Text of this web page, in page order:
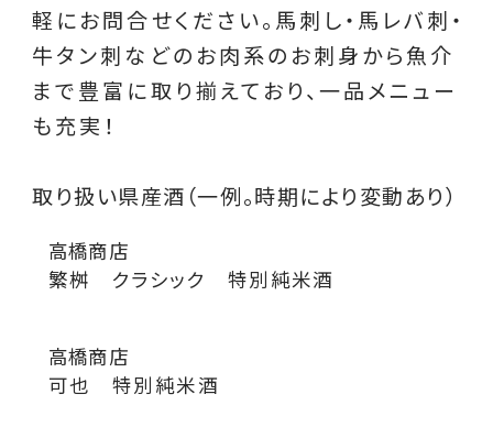
軽にお問合せください。馬刺し・馬レバ刺・
牛タン刺などのお肉系のお刺身から魚介
まで豊富に取り揃えており、一品メニュー
も充実！
取り扱い県産酒（一例。時期により変動あり）
高橋商店
繁桝 クラシック 特別純米酒
高橋商店
可也 特別純米酒